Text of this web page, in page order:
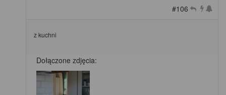
#106
z kuchni
Dołączone zdjęcia: